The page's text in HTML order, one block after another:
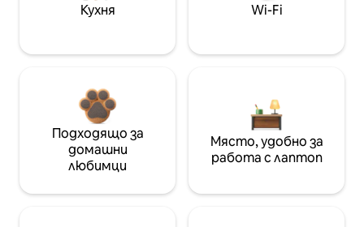
Кухня Wi-Fi
Подходящо за
домашни
любимци
Място, удобно за
работа с лаптоп